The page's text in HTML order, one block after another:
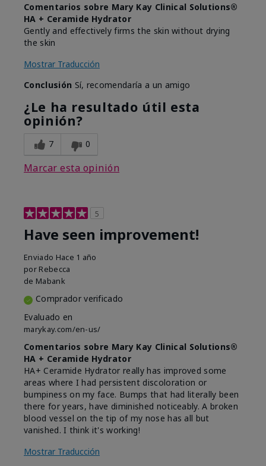
Comentarios sobre Mary Kay Clinical Solutions®
HA + Ceramide Hydrator
Gently and effectively firms the skin without drying
the skin
Mostrar Traducción
Conclusión Sí, recomendaría a un amigo
¿Le ha resultado útil esta
opinión?
7 0
Marcar esta opinión
5
Have seen improvement!
Enviado Hace 1 año
por Rebecca
de Mabank
Comprador verificado
Evaluado en
marykay.com/en-us/
Comentarios sobre Mary Kay Clinical Solutions®
HA + Ceramide Hydrator
HA+ Ceramide Hydrator really has improved some
areas where I had persistent discoloration or
bumpiness on my face. Bumps that had literally been
there for years, have diminished noticeably. A broken
blood vessel on the tip of my nose has all but
vanished. I think it's working!
Mostrar Traducción